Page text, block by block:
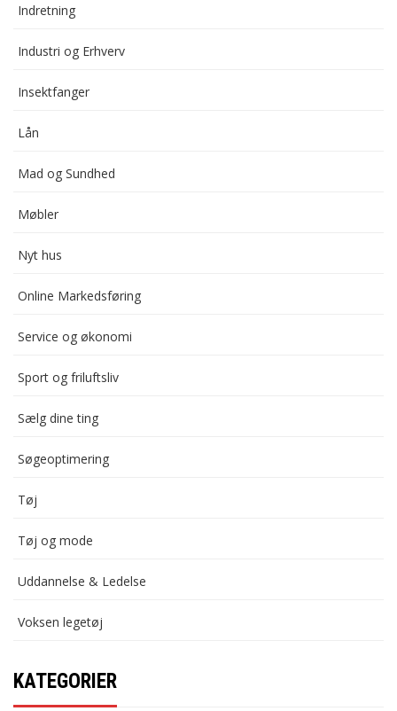
Indretning
Industri og Erhverv
Insektfanger
Lån
Mad og Sundhed
Møbler
Nyt hus
Online Markedsføring
Service og økonomi
Sport og friluftsliv
Sælg dine ting
Søgeoptimering
Tøj
Tøj og mode
Uddannelse & Ledelse
Voksen legetøj
KATEGORIER